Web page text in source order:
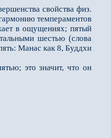
свойства физ.
темпераментов
в ощущениях; пятый
шестью (слова
Манас как 8, Буддхи
это значит, что он